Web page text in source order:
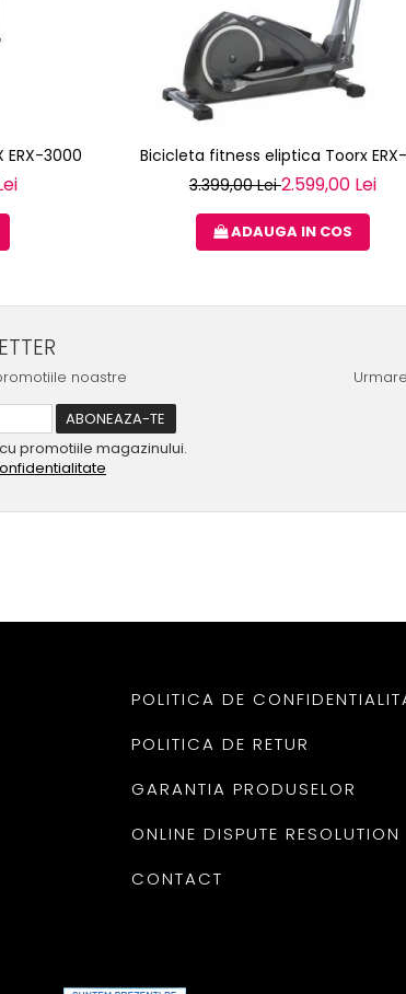
3000
Bicicleta fitness eliptica Toorx
3.399,00 Lei2.599,00 Lei
ADAUGA IN COS
noastre
promotiile magazinului.
POLITICA DE
POLITICA DE RETUR
GARANTIA PRODUSELOR
ONLINE DISPUTE RESOLUTION
CONTACT